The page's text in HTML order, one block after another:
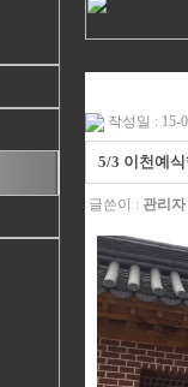
작성일 : 15-
5/3 이천예
글쓴이 : 관리자